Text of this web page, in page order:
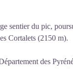
sentier du pic,
Cortalets (2150 m).
des